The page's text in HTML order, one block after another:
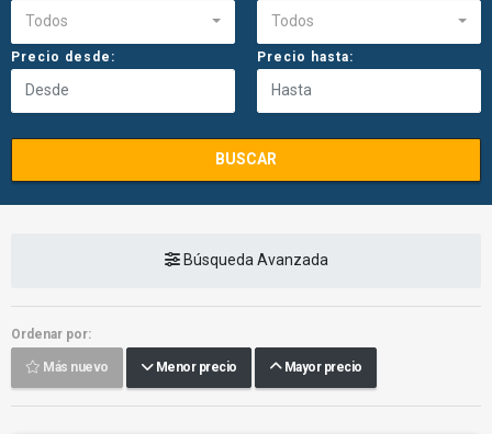
Todos Todos
Precio desde: Precio hasta:
BUSCAR
Búsqueda Avanzada
Ordenar por:
Más nuevo Menor precio Mayor precio